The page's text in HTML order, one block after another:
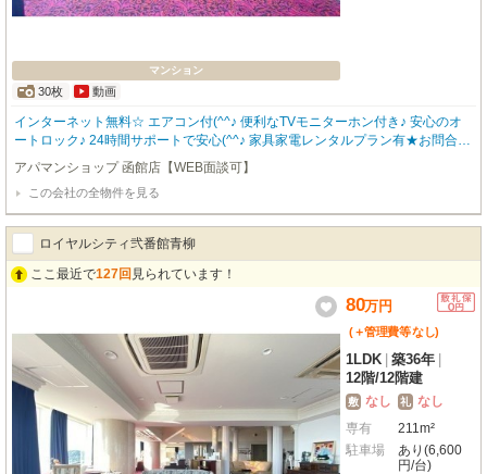
マンション
30枚 動画
インターネット無料☆ エアコン付(^^♪ 便利なTVモニターホン付き♪ 安心のオ
ートロック♪ 24時間サポートで安心(^^♪ 家具家電レンタルプラン有★お問合わ
せはアパマンショップ函館地域№1の物件取扱数の函館店0138-46-9300まで☆
アパマンショップ 函館店【WEB面談可】
この会社の全物件を見る
ロイヤルシティ弐番館青柳
ここ最近で127回 見られています！
80万円
(＋管理費等なし)
1LDK 築36年
12階/12階建
敷 なし 礼 なし
専有
211m²
駐車場
あり(6,600
円/台)